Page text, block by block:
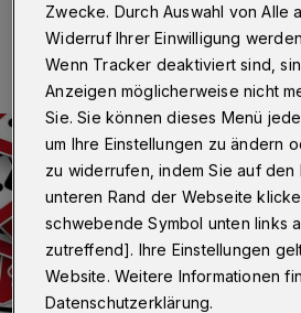
27.09.2022 , 12:30 Uhr Eine
Zwecke. Durch Auswahl von Alle
Widerruf Ihrer Einwilligung
Wenn Tracker deaktiviert sind,
Anzeigen möglicherweise nicht
Sie. Sie können dieses Menü
um Ihre Einstellungen zu ändern
zu widerrufen, indem Sie auf den
unteren Rand der Webseite
schwebende Symbol unten links
zutreffend]. Ihre Einstellungen
Website. Weitere Informationen
Datenschutzerklärung.